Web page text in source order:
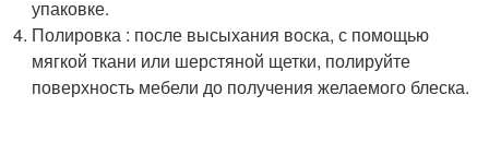
упаковке.
Полировка : после высыхания воска, с помощью
мягкой ткани или шерстяной щетки, полируйте
поверхность мебели до получения желаемого блеска.